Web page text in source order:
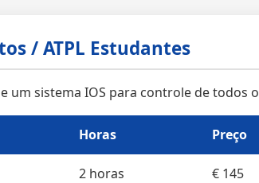
/ ATPL Estudantes
um sistema IOS para controle de todos
Horas Preço
2 horas € 145